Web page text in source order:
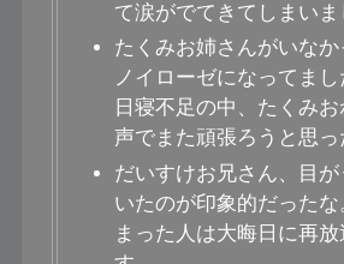
て涙がでてきてしまいま
たくみお姉さんがいな
ノイローゼになってま
日寝不足の中、たくみ
声でまた頑張ろうと思っ
だいすけお兄さん、目
いたのが印象的だったな
まった人は大晦日に再放